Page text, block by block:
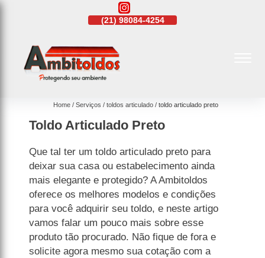
(21)4108-4242
Home Serviços toldos articulado toldo articulado preto
Toldo Articulado Preto
Que tal ter um toldo articulado preto para
deixar sua casa ou estabelecimento ainda
mais elegante e protegido? A Ambitoldos
oferece os melhores modelos e condições
para você adquirir seu toldo, e neste artigo
vamos falar um pouco mais sobre esse
produto tão procurado. Não fique de fora e
solicite agora mesmo sua cotação com a